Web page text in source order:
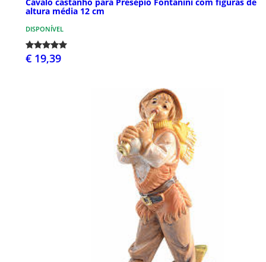
altura média 12 cm
DISPONÍVEL
€ 19,39